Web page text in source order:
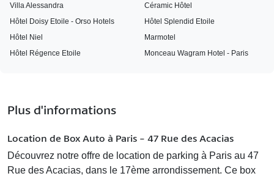
Villa Alessandra
Céramic Hôtel
Hôtel Doisy Etoile - Orso Hotels
Hôtel Splendid Etoile
Hôtel Niel
Marmotel
Hôtel Régence Etoile
Monceau Wagram Hotel - Paris
Plus d'informations
Location de Box Auto à Paris - 47 Rue des Acacias
Découvrez notre offre de location de parking à Paris au 47
Rue des Acacias, dans le 17ème arrondissement. Ce box